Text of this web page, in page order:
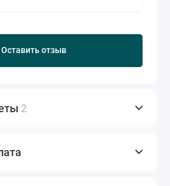
Оставить отзыв
2